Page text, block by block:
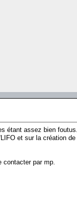
étant assez bien foutus.
et sur la création
par mp.